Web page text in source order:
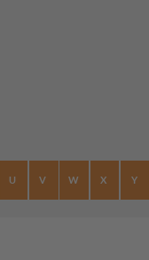
U V W X Y